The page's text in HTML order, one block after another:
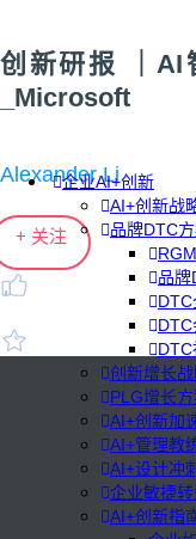
企业AI+创新
AI+创新战
品牌DTC
品牌
创新增长
PLG增长
AI+创新加
AI+管理教
AI+设计冲刺
企业敏捷转
AI+创新指
创新研报 ｜AI
_Microsoft
Alexander Li
+ 关注